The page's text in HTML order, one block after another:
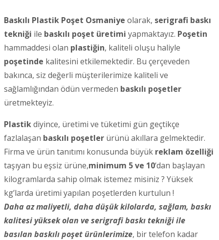
Baskılı Plastik Poşet Osmaniye olarak, serigrafi baskı
tekniği ile baskılı poşet üretimi yapmaktayız. Poşetin
hammaddesi olan plastiğin, kaliteli oluşu haliyle
poşetinde kalitesini etkilemektedir. Bu çerçeveden
bakınca, siz değerli müşterilerimize kaliteli ve
sağlamlığından ödün vermeden baskılı poşetler
üretmekteyiz.
Plastikdiyince, üretimi ve tüketimi gün geçtikçe
fazlalaşan baskılı poşetler ürünü akıllara gelmektedir.
Firma ve ürün tanıtımı konusunda büyük reklam özelliği
taşıyan bu eşsiz ürüne,minimum 5 ve 10‘dan başlayan
kilogramlarda sahip olmak istemez misiniz ? Yüksek
kg’larda üretimi yapılan poşetlerden kurtulun !
Daha az maliyetli, daha düşük kilolarda, sağlam, baskı
kalitesi yüksek olan ve serigrafi baskı tekniği ile
basılan baskılı poşet ürünlerimize, bir telefon kadar